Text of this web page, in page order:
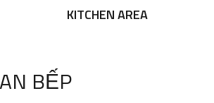
KITCHEN AREA
BẾP